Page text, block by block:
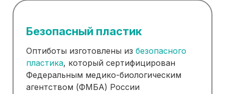
Безопасный пластик
Оптиботы изготовлены из безопасного
пластика, который сертифицирован
Федеральным медико-биологическим
агентством (ФМБА) России